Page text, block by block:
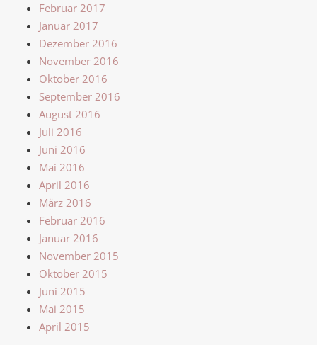
Februar 2017
Januar 2017
Dezember 2016
November 2016
Oktober 2016
September 2016
August 2016
Juli 2016
Juni 2016
Mai 2016
April 2016
März 2016
Februar 2016
Januar 2016
November 2015
Oktober 2015
Juni 2015
Mai 2015
April 2015